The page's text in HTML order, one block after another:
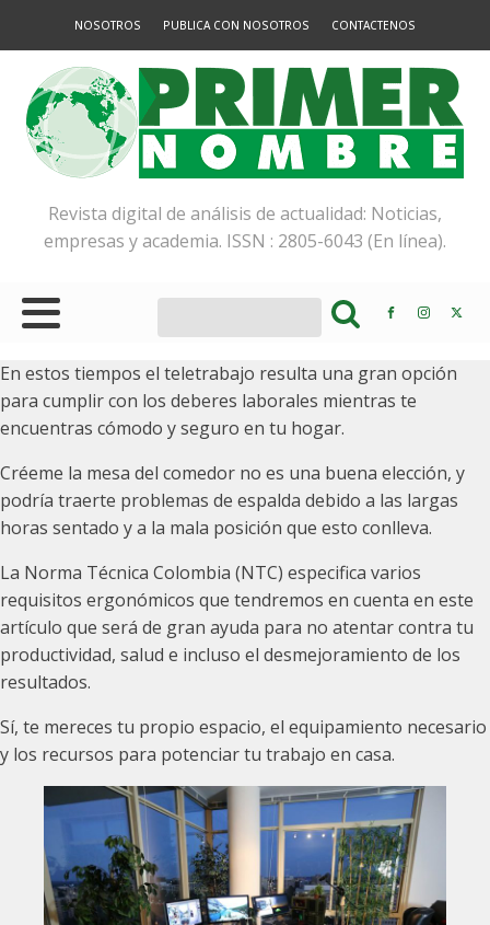
NOSOTROS PUBLICA CON NOSOTROS CONTACTENOS
Revista digital de análisis de actualidad: Noticias,
empresas y academia. ISSN : 2805-6043 (En línea).
En estos tiempos el teletrabajo resulta una gran opción
para cumplir con los deberes laborales mientras te
encuentras cómodo y seguro en tu hogar.
Créeme la mesa del comedor no es una buena elección, y
podría traerte problemas de espalda debido a las largas
horas sentado y a la mala posición que esto conlleva.
La Norma Técnica Colombia (NTC) especifica varios
requisitos ergonómicos que tendremos en cuenta en este
artículo que será de gran ayuda para no atentar contra tu
productividad, salud e incluso el desmejoramiento de los
resultados.
Sí, te mereces tu propio espacio, el equipamiento necesario
y los recursos para potenciar tu trabajo en casa.